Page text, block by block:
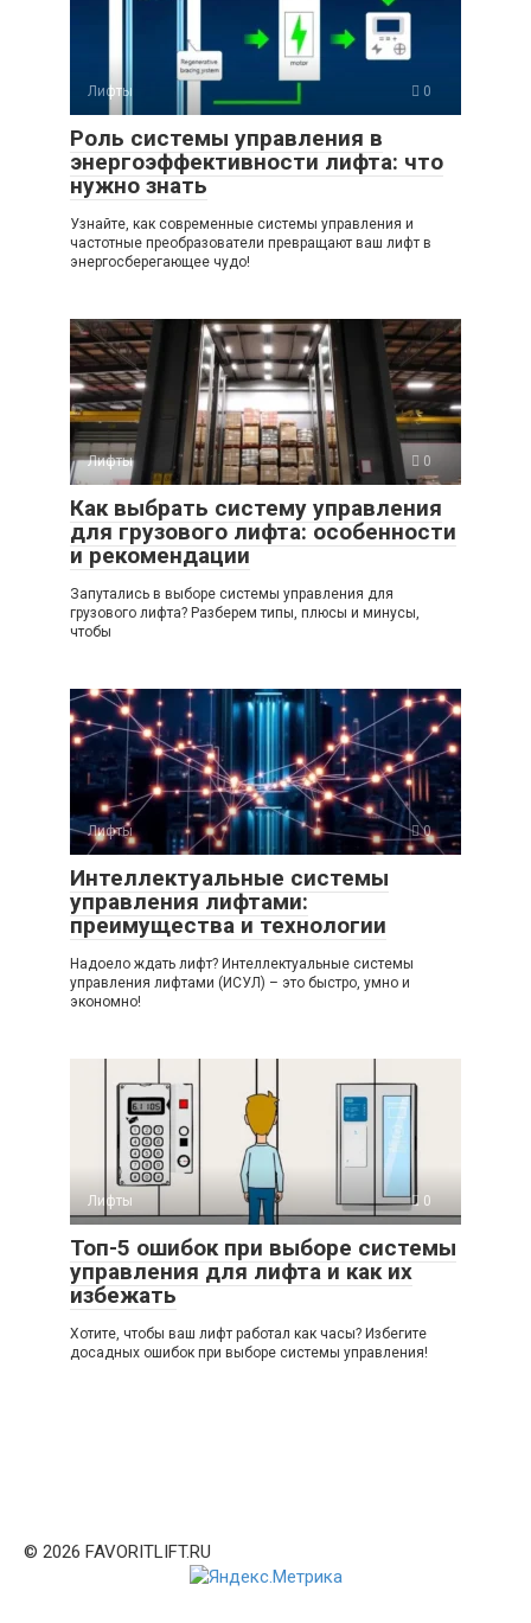
Лифты 0
Роль системы управления в
энергоэффективности лифта: что
нужно знать
Узнайте, как современные системы управления и
частотные преобразователи превращают ваш лифт в
энергосберегающее чудо!
Лифты 0
Как выбрать систему управления
для грузового лифта: особенности
и рекомендации
Запутались в выборе системы управления для
грузового лифта? Разберем типы, плюсы и минусы,
чтобы
Лифты 0
Интеллектуальные системы
управления лифтами:
преимущества и технологии
Надоело ждать лифт? Интеллектуальные системы
управления лифтами (ИСУЛ) – это быстро, умно и
экономно!
Лифты 0
Топ-5 ошибок при выборе системы
управления для лифта и как их
избежать
Хотите, чтобы ваш лифт работал как часы? Избегите
досадных ошибок при выборе системы управления!
© 2026 FAVORITLIFT.RU